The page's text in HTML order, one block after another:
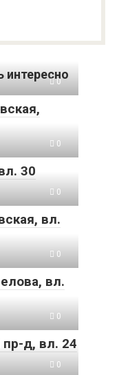
0
0
30
0
вл.
0
вл.
0
д, вл. 24
0